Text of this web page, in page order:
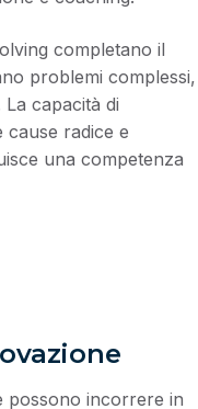
completano il
problemi complessi,
capacità di
radice e
una competenza
possono incorrere in